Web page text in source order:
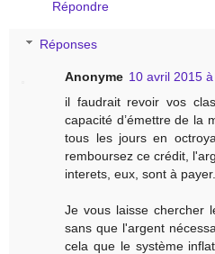
Répondre
Réponses
Anonyme 10 avril 2015
il faudrait revoir vos
capacité d’émettre de la
tous les jours en
remboursez ce crédit,
interets, eux, sont à payer.
Je vous laisse chercher
sans que l'argent
cela que le système